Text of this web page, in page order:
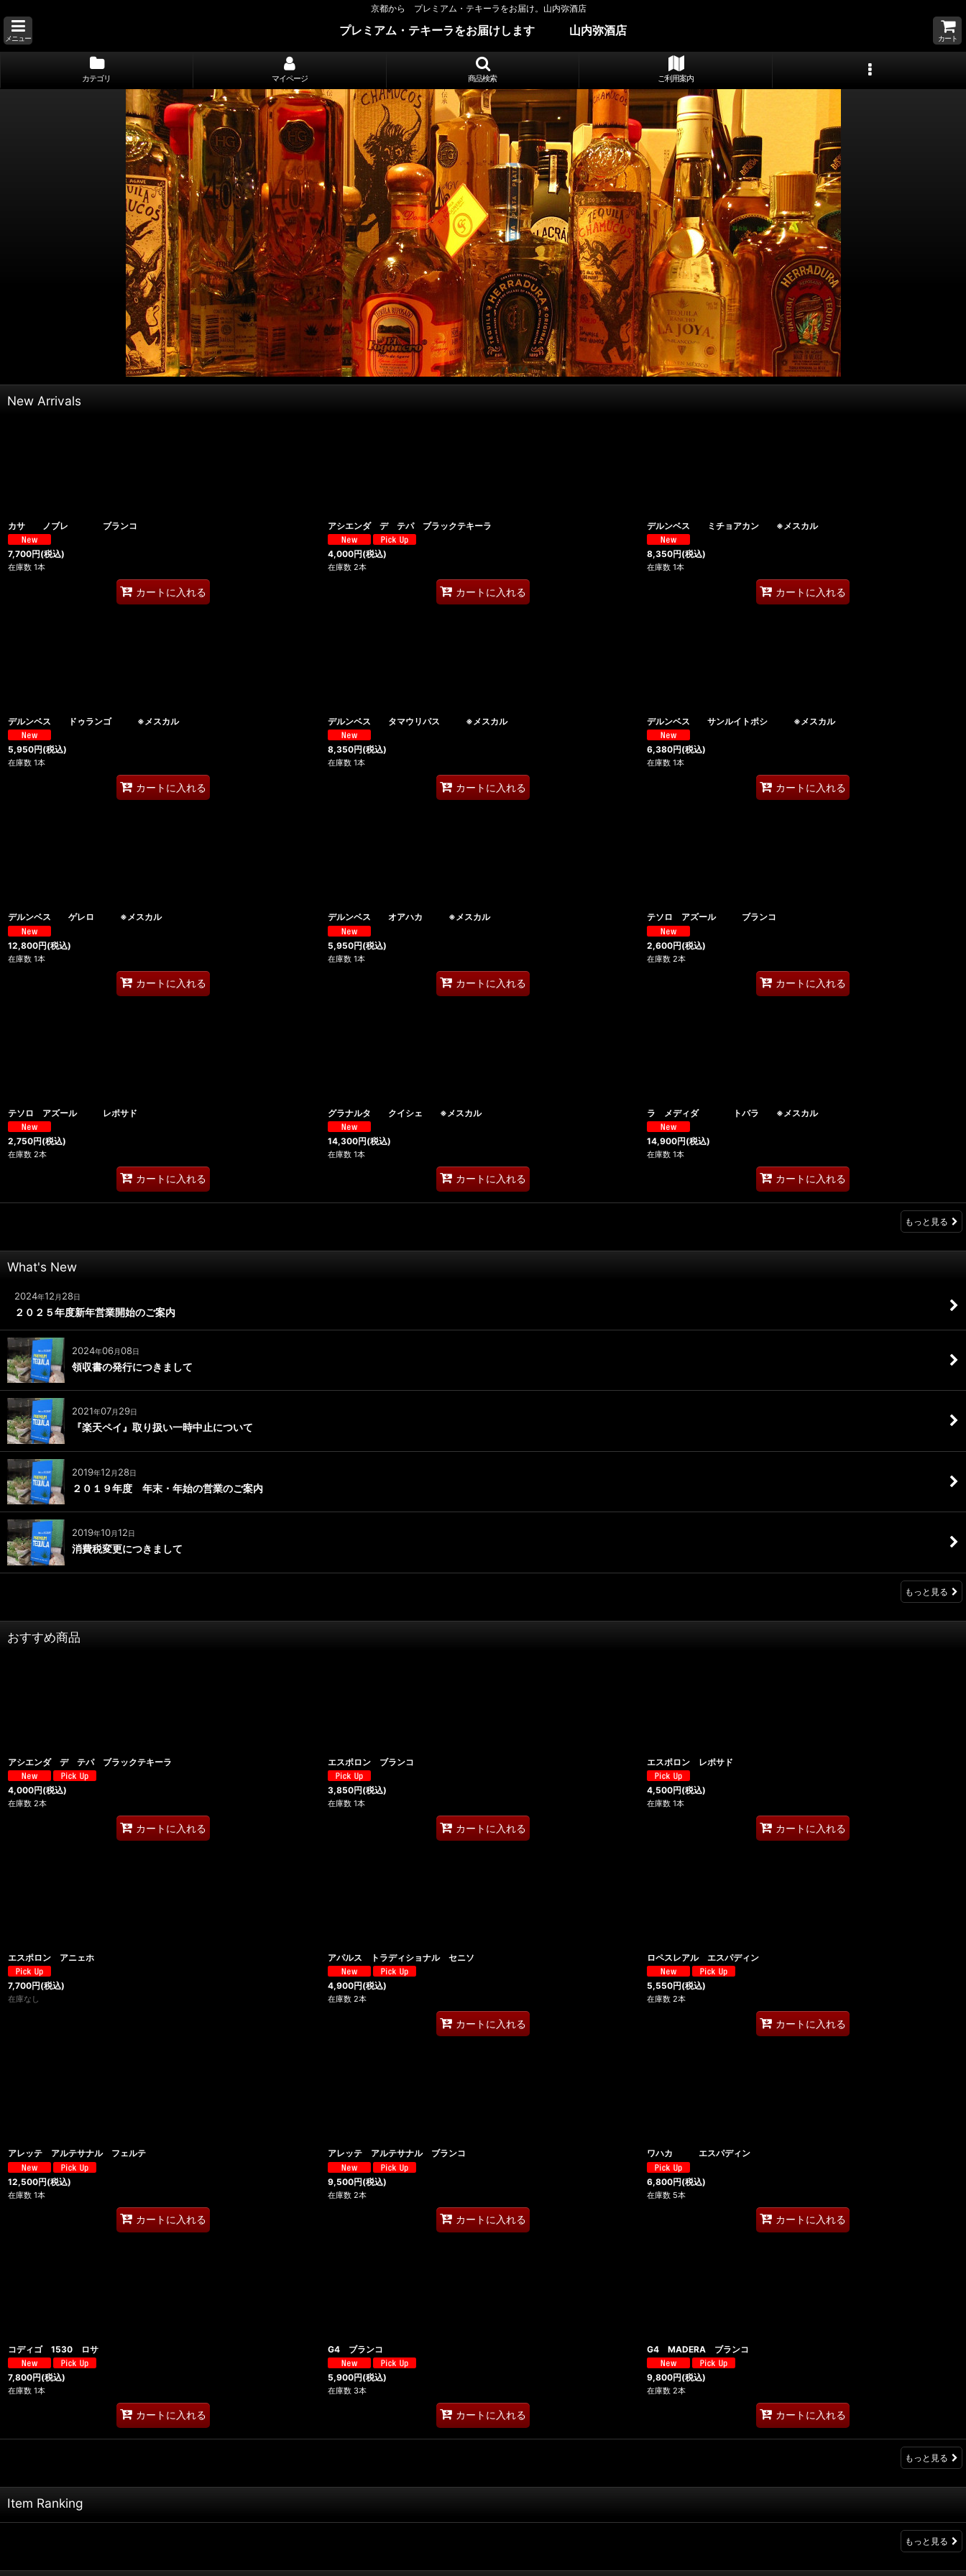
京都から プレミアム・テキーラをお届け。山内弥酒店
メニュー
プレミアム・テキーラをお届けします 山内弥酒店
カート
カテゴリ マイページ 商品検索 ご利用案内
New Arrivals
カサ ノブレ ブランコ
7,700円(税込)
在庫数 1本
カートに入れる
アシエンダ デ テパ ブラックテキーラ
4,000円(税込)
在庫数 2本
カートに入れる
デルンベス ミチョアカン ※メスカル
8,350円(税込)
在庫数 1本
カートに入れる
デルンベス ドゥランゴ ※メスカル
5,950円(税込)
在庫数 1本
カートに入れる
デルンベス タマウリパス ※メスカル
8,350円(税込)
在庫数 1本
カートに入れる
デルンベス サンルイトポシ ※メスカル
6,380円(税込)
在庫数 1本
カートに入れる
デルンベス ゲレロ ※メスカル
12,800円(税込)
在庫数 1本
カートに入れる
デルンベス オアハカ ※メスカル
5,950円(税込)
在庫数 1本
カートに入れる
テソロ アズール ブランコ
2,600円(税込)
在庫数 2本
カートに入れる
テソロ アズール レポサド
2,750円(税込)
在庫数 2本
カートに入れる
グラナルタ クイシェ ※メスカル
14,300円(税込)
在庫数 1本
カートに入れる
ラ メディダ トバラ ※メスカル
14,900円(税込)
在庫数 1本
カートに入れる
もっと見る
What's New
2024年12 月 28日
２０２５年度新年営業開始のご案内
2024年06月08日
領収書の発行につきまして
2021年07月 29日
『楽天ペイ』取り扱い一時中止について
2019年12 月 28日
２０１９年度 年末・年始の営業のご案内
2019年10月12日
消費税変更につきまして
もっと見る
おすすめ商品
アシエンダ デ テパ ブラックテキーラ
4,000円(税込)
在庫数 2本
カートに入れる
エスポロン ブランコ
3,850円(税込)
在庫数 1本
カートに入れる
エスポロン レポサド
4,500円(税込)
在庫数 1本
カートに入れる
エスポロン アニェホ
7,700円(税込)
在庫なし
アパルス トラディショナル セニソ
4,900円(税込)
在庫数 2本
カートに入れる
ロペスレアル エスパディン
5,550円(税込)
在庫数 2本
カートに入れる
アレッテ アルテサナル フェルテ
12,500円(税込)
在庫数 1本
カートに入れる
アレッテ アルテサナル ブランコ
9,500円(税込)
在庫数 2本
カートに入れる
ワハカ エスパディン
6,800円(税込)
在庫数 5本
カートに入れる
コディゴ 1530 ロサ
7,800円(税込)
在庫数 1本
カートに入れる
G4 ブランコ
5,900円(税込)
在庫数 3本
カートに入れる
G4 MADERA ブランコ
9,800円(税込)
在庫数 2本
カートに入れる
もっと見る
Item Ranking
もっと見る